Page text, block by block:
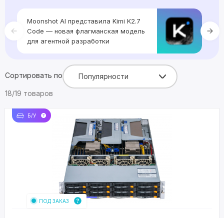
Moonshot AI представила Kimi K2.7
Code — новая флагманская модель
для агентной разработки
Сортировать по
Популярности
18/19 товаров
Б/У
ПОД ЗАКАЗ